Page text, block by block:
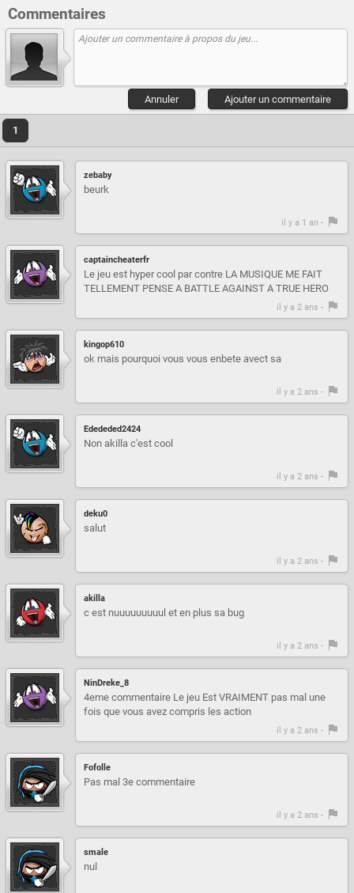
Commentaires
Ajouter un commentaire
Annuler
1
zebaby
beurk
il y a 1 an -
captaincheaterfr
Le jeu est hyper cool par contre LA MUSIQUE ME FAIT
TELLEMENT PENSE A BATTLE AGAINST A TRUE HERO
il y a 2 ans -
kingop610
ok mais pourquoi vous vous enbete avect sa
il y a 2 ans -
Edededed2424
Non akilla c'est cool
il y a 2 ans -
deku0
salut
il y a 2 ans -
akilla
c est nuuuuuuuuul et en plus sa bug
il y a 2 ans -
NinDreke_8
4eme commentaire Le jeu Est VRAIMENT pas mal une
fois que vous avez compris les action
il y a 2 ans -
Fofolle
Pas mal 3e commentaire
il y a 2 ans -
smale
nul